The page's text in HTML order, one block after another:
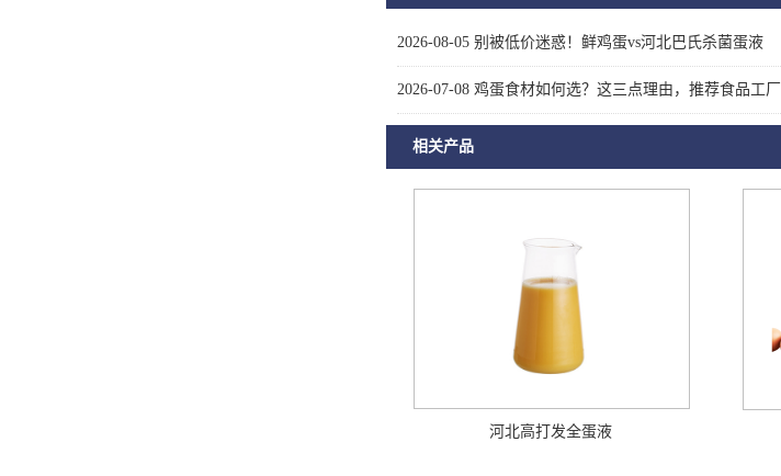
2026-08-05 别被低价迷惑！鲜鸡蛋vs河北巴氏杀菌蛋液
2026-07-08 鸡蛋食材如何选？这三点理由，推荐食品工厂
相关产品
河北高打发全蛋液